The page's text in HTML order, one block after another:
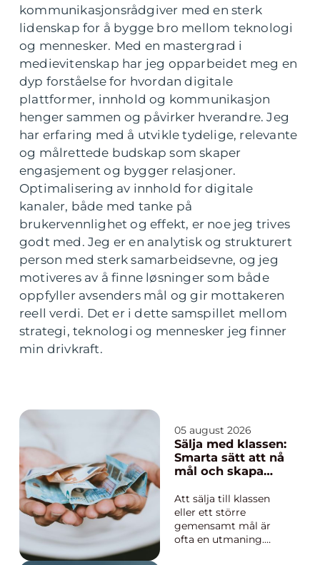
kommunikasjonsrådgiver med en sterk
lidenskap for å bygge bro mellom teknologi
og mennesker. Med en mastergrad i
medievitenskap har jeg opparbeidet meg en
dyp forståelse for hvordan digitale
plattformer, innhold og kommunikasjon
henger sammen og påvirker hverandre. Jeg
har erfaring med å utvikle tydelige, relevante
og målrettede budskap som skaper
engasjement og bygger relasjoner.
Optimalisering av innhold for digitale
kanaler, både med tanke på
brukervennlighet og effekt, er noe jeg trives
godt med. Jeg er en analytisk og strukturert
person med sterk samarbeidsevne, og jeg
motiveres av å finne løsninger som både
oppfyller avsenders mål og gir mottakeren
reell verdi. Det er i dette samspillet mellom
strategi, teknologi og mennesker jeg finner
min drivkraft.
05 august 2026
Sälja med klassen:
Smarta sätt att nå
mål och skapa
Att sälja till klassen
eller ett större
gemensamt mål är
ofta en utmaning.